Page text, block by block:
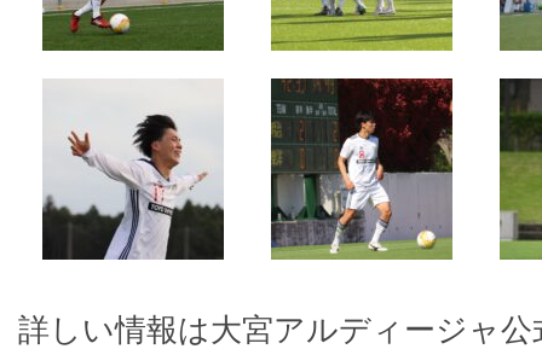
詳しい情報は大宮アルディージャ